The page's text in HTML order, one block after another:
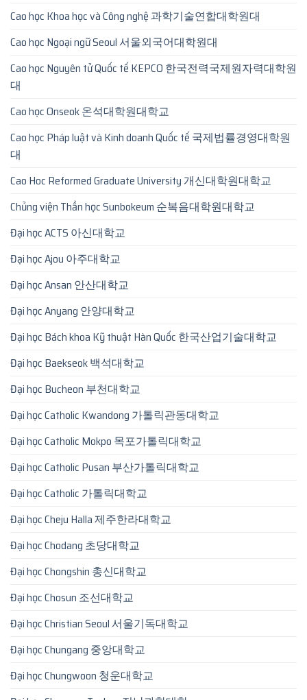
Cao học Khoa học và Công nghệ 과학기술연합대학원대
Cao học Ngoại ngữ Seoul 서울외국어대학원대
Cao học Nguyên tử Quốc tế KEPCO 한국전력국제원자력대학원
대
Cao học Onseok 온석대학원대학교
Cao học Pháp luật và Kinh doanh Quốc tế 국제법률경영대학원
대
Cao Hoc Reformed Graduate University 개신대학원대학교
Chủng viện Thần học Sunbokeum 순복음대학원대학교
Đại học ACTS 아신대학교
Đại học Ajou 아주대학교
Đại học Ansan 안산대학교
Đại học Anyang 안양대학교
Đại học Bách khoa Kỹ thuật Hàn Quốc 한국산업기술대학교
Đại học Baekseok 백석대학교
Đại học Bucheon 부천대학교
Đại học Catholic Kwandong 가톨릭관동대학교
Đại học Catholic Mokpo 목포가톨릭대학교
Đại học Catholic Pusan 부산가톨릭대학교
Đại học Catholic 가톨릭대학교
Đại học Cheju Halla 제주한라대학교
Đại học Chodang 초당대학교
Đại học Chongshin 총신대학교
Đại học Chosun 조선대학교
Đại học Christian Seoul 서울기독대학교
Đại học Chungang 중앙대학교
Đại học Chungwoon 청운대학교